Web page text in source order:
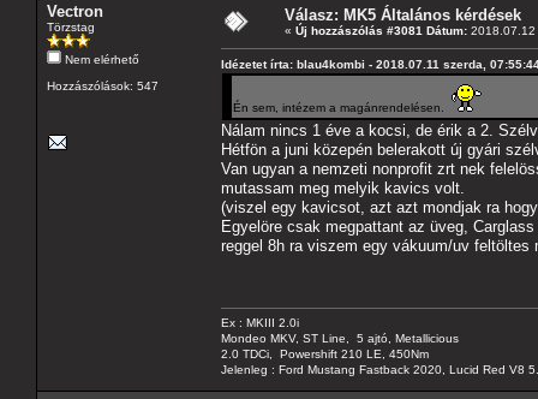
Vectron
Törzstag
Nem elérhető
Hozzászólások: 547
Válasz: MK5 Általános kérdések
« Új hozzászólás #3081 Dátum: 2018.07.12
Idézetet írta: blau4kombi - 2018.07.11 szerda,
Én sem, intézem a magánrendelésen.
Nálam nincs 1 éve a kocsi, de érik a 2.
Hétfön a juni közepén belerakott új gyári
Van ugyan a nemzeti nonprofit zrt nek
mutassam meg melyik kavics volt.
(viszel egy kavicsot, azt azt mondjak ra
Egyelöre csak megpattant az üveg,
reggel 8h ra viszem egy vákuum/uv
Ex : MKIII 2.0i
Mondeo MKV, ST Line, 5 ajtó, Metallicious
2.0 TDCi, Powershift 210 LE, 450Nm
Jelenleg : Ford Mustang Fastback 2020, Lucid Red V8